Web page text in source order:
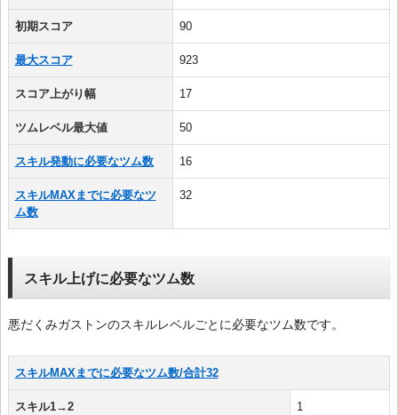
初期スコア 90
最大スコア 923
スコア上がり幅 17
ツムレベル最大値 50
スキル発動に必要なツム数 16
スキルMAXまでに必要なツ
ム数
32
スキル上げに必要なツム数
悪だくみガストンのスキルレベルごとに必要なツム数です。
スキルMAXまでに必要なツム数/合計32
スキル1→2 1